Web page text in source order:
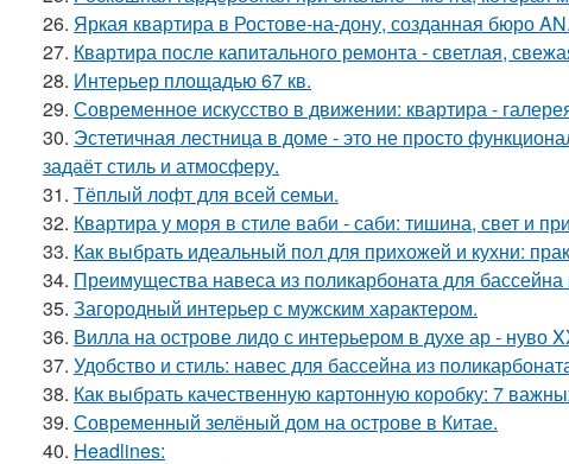
26. Яркая квартира в Ростове-на-дону, созданная бюро AN.
27. Квартира после капитального ремонта - светлая,
28. Интерьер площадью 67 кв.
29. Современное искусство в движении: квартира -
30. Эстетичная лестница в доме - это не просто
задаёт стиль и атмосферу.
31. Тёплый лофт для всей семьи.
32. Квартира у моря в стиле ваби - саби: тишина, свет и
33. Как выбрать идеальный пол для прихожей и кухни:
34. Преимущества навеса из поликарбоната для бассейна
35. Загородный интерьер с мужским характером.
36. Вилла на острове лидо с интерьером в духе ар - нуво
37. Удобство и стиль: навес для бассейна из
38. Как выбрать качественную картонную коробку: 7
39. Современный зелёный дом на острове в Китае.
40. Headlines: